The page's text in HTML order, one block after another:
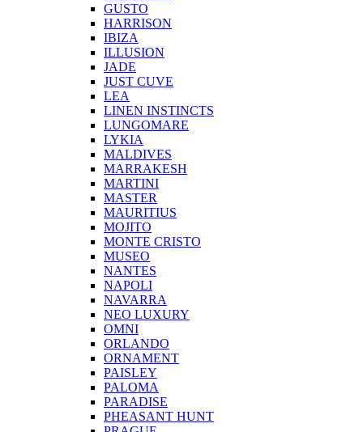
GUSTO
HARRISON
IBIZA
ILLUSION
JADE
JUST CUVE
LEA
LINEN INSTINCTS
LUNGOMARE
LYKIA
MALDIVES
MARRAKESH
MARTINI
MASTER
MAURITIUS
MOJITO
MONTE CRISTO
MUSEO
NANTES
NAPOLI
NAVARRA
NEO LUXURY
OMNI
ORLANDO
ORNAMENT
PAISLEY
PALOMA
PARADISE
PHEASANT HUNT